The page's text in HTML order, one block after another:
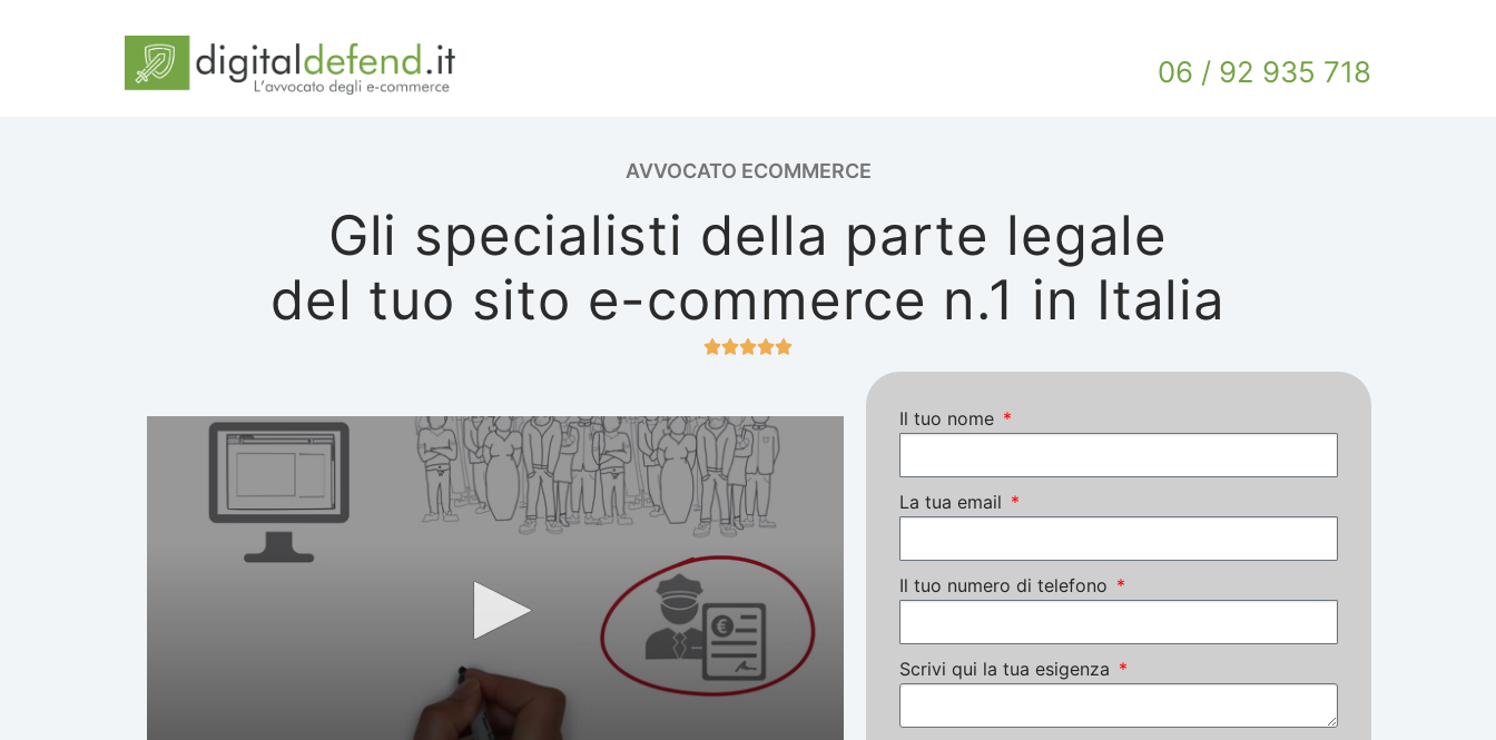
06 / 92 935 718
AVVOCATO ECOMMERCE
Gli specialisti della parte legale
del tuo sito e-commerce n.1 in Italia

Il tuo nome
La tua email
Il tuo numero di telefono
Scrivi qui la tua esigenza